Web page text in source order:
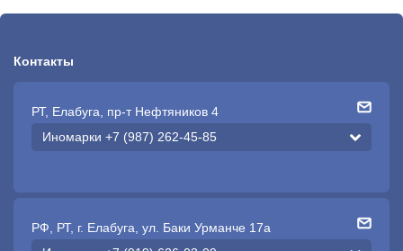
Контакты
РТ, Елабуга, пр-т Нефтяников 4
Иномарки +7 (987) 262-45-85
РФ, РТ, г. Елабуга, ул. Баки Урманче 17а